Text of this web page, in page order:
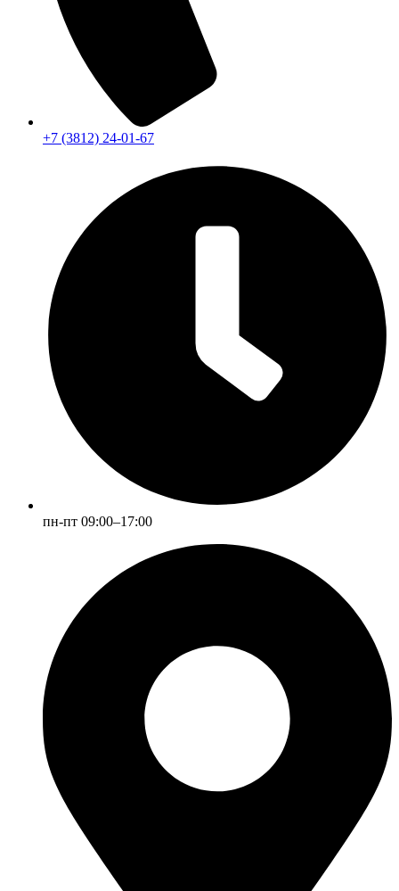
+7 (3812) 24-01-67
пн-пт 09:00–17:00